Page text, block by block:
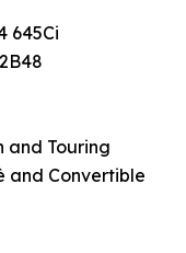
645Ci
and Touring
and Convertible